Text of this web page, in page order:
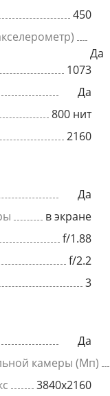
450
Да
1073
Да
800 нит
2160
Да
в экране
f/1.88
f/2.2
3
Да
камеры (Мп)
3840x2160